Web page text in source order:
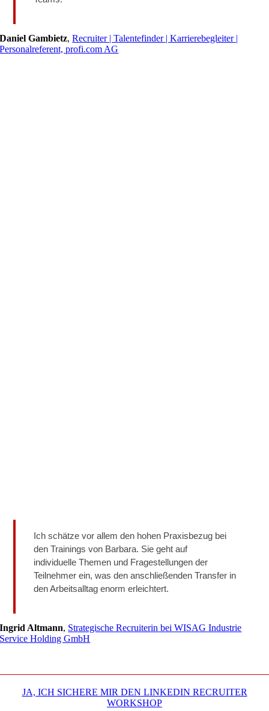
Daniel Gambietz,Recruiter | Talentefinder | Karrierebegleiter |
Personalreferent, profi.com AG
Ich schätze vor allem den hohen Praxisbezug bei
den Trainings von Barbara. Sie geht auf
individuelle Themen und Fragestellungen der
Teilnehmer ein, was den anschließenden Transfer in
den Arbeitsalltag enorm erleichtert.
Ingrid Altmann, Strategische Recruiterin bei WISAG Industrie
Service Holding GmbH
JA, ICH SICHERE MIR DEN LINKEDIN RECRUITER
WORKSHOP